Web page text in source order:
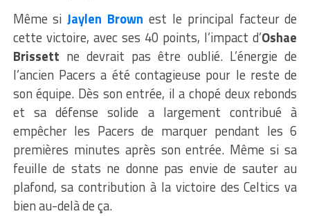
Même siJaylen Brown est le principal facteur de
cette victoire, avec ses 40 points, l’impact d’Oshae
Brissett ne devrait pas être oublié. L’énergie de
l’ancien Pacers a été contagieuse pour le reste de
son équipe. Dès son entrée, il a chopé deux rebonds
et sa défense solide a largement contribué à
empêcher les Pacers de marquer pendant les 6
premières minutes après son entrée. Même si sa
feuille de stats ne donne pas envie de sauter au
plafond, sa contribution à la victoire des Celtics va
bien au-delà de ça.